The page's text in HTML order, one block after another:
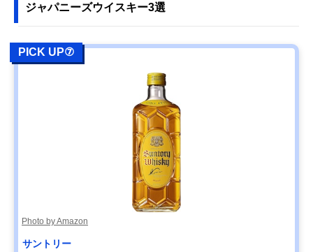
ジャパニーズウイスキー3選
PICK UP⑦
Photo by Amazon
サントリー